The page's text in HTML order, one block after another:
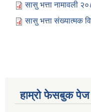
सासु भत्ता नामावली
सासु भत्ता संख्यात्मक
हाम्रो फेसबुक पेज